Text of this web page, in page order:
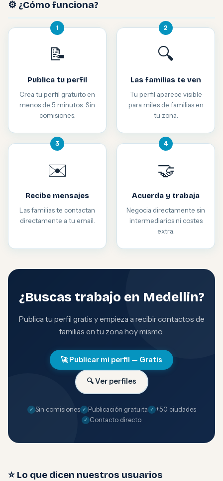
⚙️ ¿Cómo funciona?
1
📝
Publica tu perfil
Crea tu perfil gratuito en
menos de 5 minutos. Sin
comisiones.
2
🔍
Las familias te ven
Tu perfil aparece visible
para miles de familias en
tu zona.
3
✉️
Recibe mensajes
Las familias te contactan
directamente a tu email.
4
🤝
Acuerda y trabaja
Negocia directamente sin
intermediarios ni costes
extra.
¿Buscas trabajo en Medellin?
Publica tu perfil gratis y empieza a recibir contactos de
familias en tu zona hoy mismo.
🚀 Publicar mi perfil — Gratis
🔍 Ver perfiles
Sin comisiones Publicación gratuita
+50 ciudades
Contacto directo
⭐ Lo que dicen nuestros usuarios